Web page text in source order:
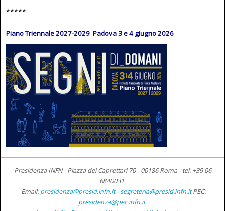
*****
Piano Triennale 2027-2029 Padova 3 e 4 giugno 2026
Presidenza INFN - Piazza dei Caprettari 70 - 00186 Roma -tel. +39 06
6840031
Email:presidenza@presid.infn.it-segreteria@presid.infn.it PEC:
presidenza@pec.infn.it